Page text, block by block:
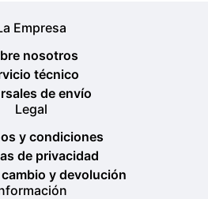
Empresa
nosotros
técnico
de envío
Legal
y condiciones
de privacidad
y devolución